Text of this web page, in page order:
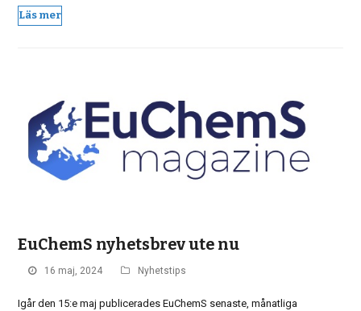
Läs mer
EuChemS nyhetsbrev ute nu
16 maj, 2024 Nyhetstips
Igår den 15:e maj publicerades EuChemS senaste, månatliga